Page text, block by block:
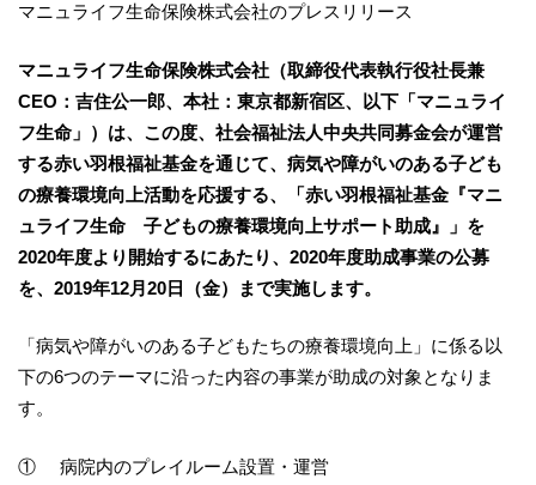
マニュライフ生命保険株式会社のプレスリリース
マニュライフ生命保険株式会社（取締役代表執行役社長兼
CEO：吉住公一郎、本社：東京都新宿区、以下「マニュライ
フ生命」）は、この度、社会福祉法人中央共同募金会が運営
する赤い羽根福祉基金を通じて、病気や障がいのある子ども
の療養環境向上活動を応援する、「赤い羽根福祉基金『マニ
ュライフ生命 子どもの療養環境向上サポート助成』」を
2020年度より開始するにあたり、2020年度助成事業の公募
を、2019年12月20日（金）まで実施します。
「病気や障がいのある子どもたちの療養環境向上」に係る以
下の6つのテーマに沿った内容の事業が助成の対象となりま
す。
① 病院内のプレイルーム設置・運営